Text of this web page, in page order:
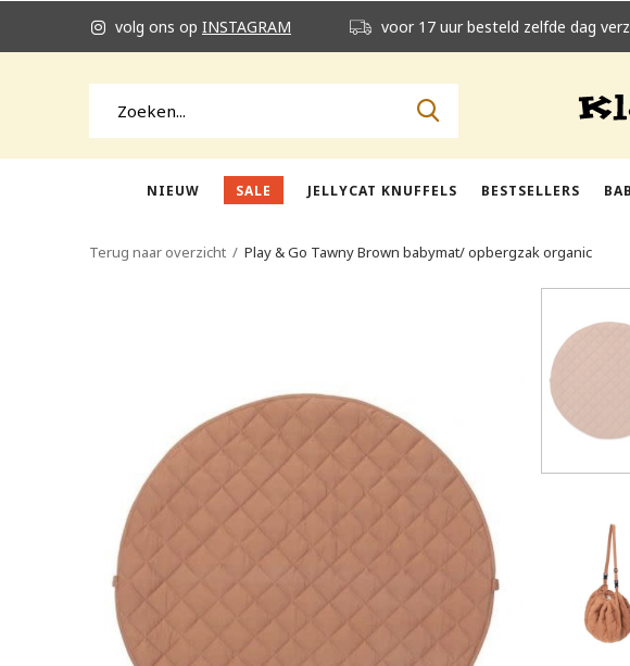
NIEUW SALE JELLYCAT KNUFFELS BESTSELLERS
volg ons op INSTAGRAM voor 17 uur besteld zelfde dag
Terug naar overzicht Play & Go Tawny Brown babymat/ opbergzak organic